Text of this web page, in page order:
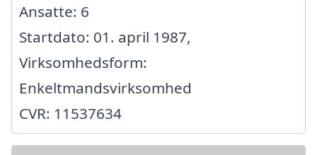
Ansatte: 6
Startdato: 01. april 1987,
Virksomhedsform:
Enkeltmandsvirksomhed
CVR: 11537634